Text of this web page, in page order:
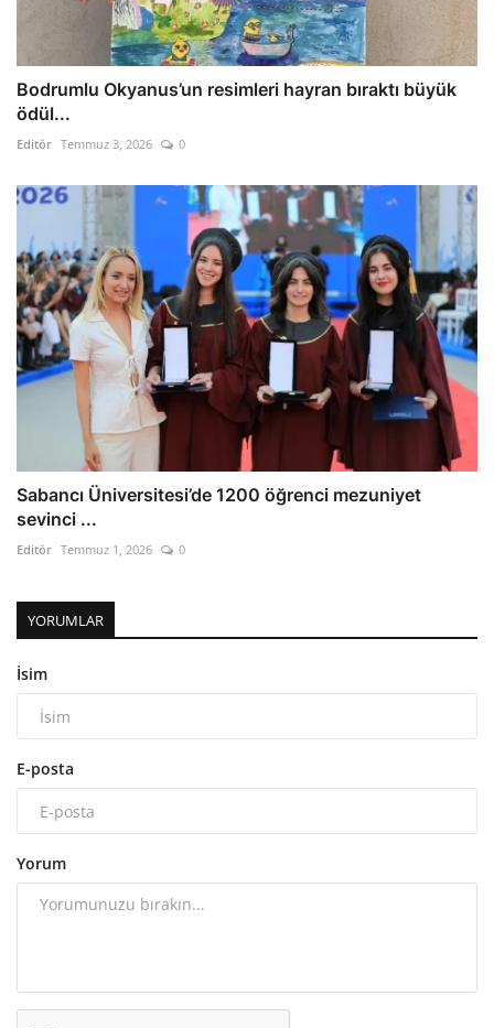
Bodrumlu Okyanus’un resimleri hayran bıraktı büyük
ödül...
Editör Temmuz 3, 2026 0
Sabancı Üniversitesi’de 1200 öğrenci mezuniyet
sevinci ...
Editör Temmuz 1, 2026 0
YORUMLAR
İsim
E-posta
Yorum